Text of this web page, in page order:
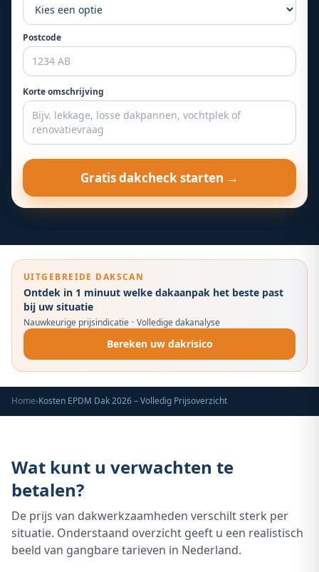
Postcode
Korte omschrijving
Gratis dakcheck starten →
UITGEBREIDE DAKSCAN
Ontdek in 1 minuut welke dakaanpak het beste past
bij uw situatie
Nauwkeurige prijsindicatie · Volledige dakanalyse
Bereken uw dakrisico
Home›Kosten EPDM Dak 2026 – Volledig Prijsoverzicht
Wat kunt u verwachten te
betalen?
De prijs van dakwerkzaamheden verschilt sterk per
situatie. Onderstaand overzicht geeft u een realistisch
beeld van gangbare tarieven in Nederland.